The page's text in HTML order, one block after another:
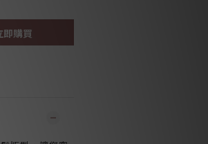
即購買